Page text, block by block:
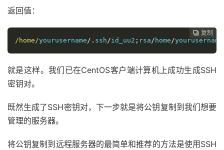
返回值：
 复制
 复制
 复制
 复制
 复制
 复制
 复制
 复制
 复制
 复制
 复制
 复制
 复制
/home/yourusername/. ssh/id_uu2 ; rsa/ home/yourusername
就是这样。我们已在CentOS客户端计算机上成功生成SSH
密钥对。
既然生成了SSH密钥对，下一步就是将公钥复制到我们想要
管理的服务器。
将公钥复制到远程服务器的最简单和推荐的方法是使用SSH